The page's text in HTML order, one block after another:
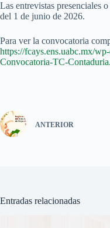
Las entrevistas presenciales
del 1 de junio de 2026.
Para ver la convocatoria
https://fcays.ens.uabc.mx/
Convocatoria-TC-
ANTERIOR
Entradas relacionadas